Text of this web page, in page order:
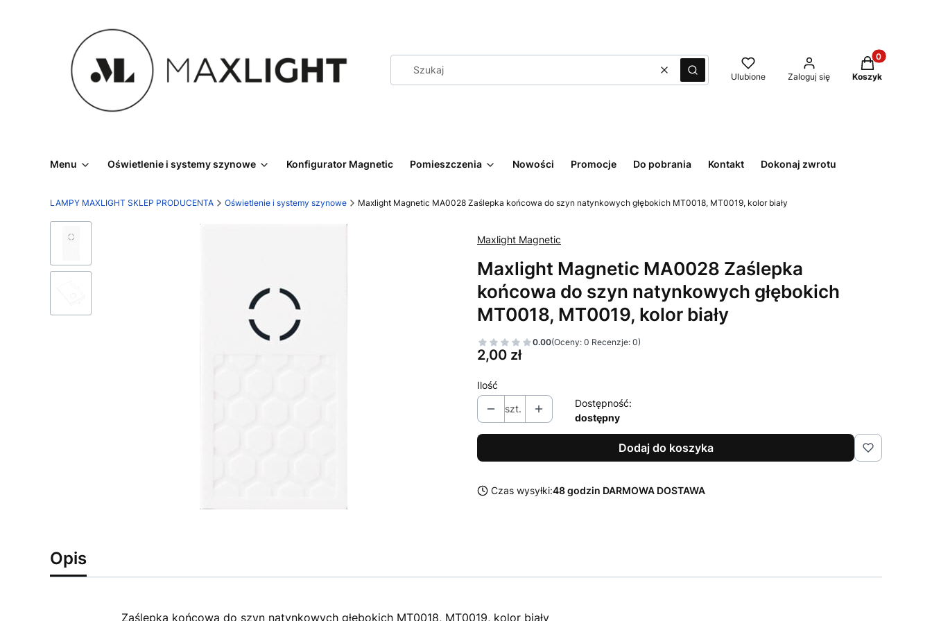
WyczyśćSzukaj Ulubione Zaloguj się
Produkty w
Koszyk
Menu Oświetlenie i systemy szynowe Konfigurator Magnetic Pomieszczenia Nowości Promocje Do pobrania Kontakt Dokonaj zwrotu
LAMPY MAXLIGHT SKLEP PRODUCENTA Oświetlenie i systemy szynowe Maxlight Magnetic MA0028 Zaślepka końcowa do szyn natynkowych głębokich MT0018, MT0019, kolor biały
Maxlight Magnetic
Maxlight Magnetic MA0028 Zaślepka
końcowa do szyn natynkowych głębokich
MT0018, MT0019, kolor biały
0.00(Oceny: 0 Recenzje: 0)
Cena
2,00 zł
Ilość
szt.
Dostępność:
dostępny
Dodaj do koszyka
Czas wysyłki:48 godzin DARMOWA DOSTAWA
Opis
Zaślepka końcowa do szyn natynkowych głębokich MT0018, MT0019, kolor biały